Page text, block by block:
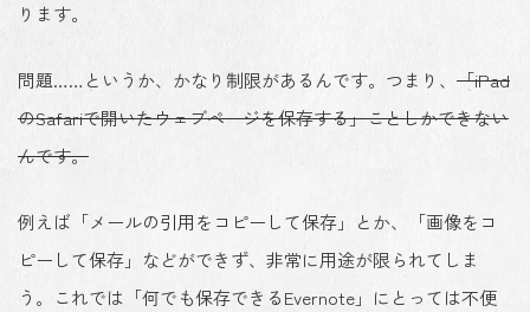
ります。
問題……というか、かなり制限があるんです。つまり、 「iPad
のSafariで開いたウェブページを保存する」ことしかできない
んです。
例えば「メールの引用をコピーして保存」とか、「画像をコ
ピーして保存」などができず、非常に用途が限られてしま
う。これでは「何でも保存できるEvernote」にとっては不便